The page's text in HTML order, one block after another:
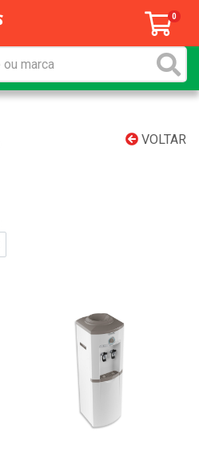
0
VOLTAR